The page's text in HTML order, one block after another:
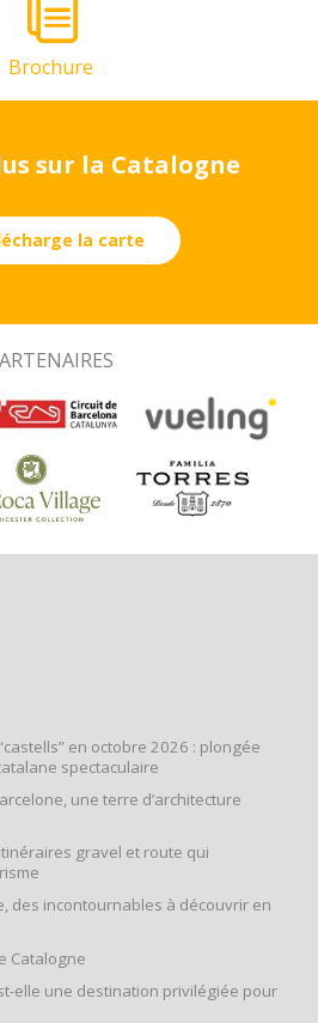
Brochure
sur la Catalogne
la carte
en octobre 2026 : plongée
spectaculaire
une terre d’architecture
gravel et route qui
des incontournables à découvrir en
Catalogne
elle une destination privilégiée pour